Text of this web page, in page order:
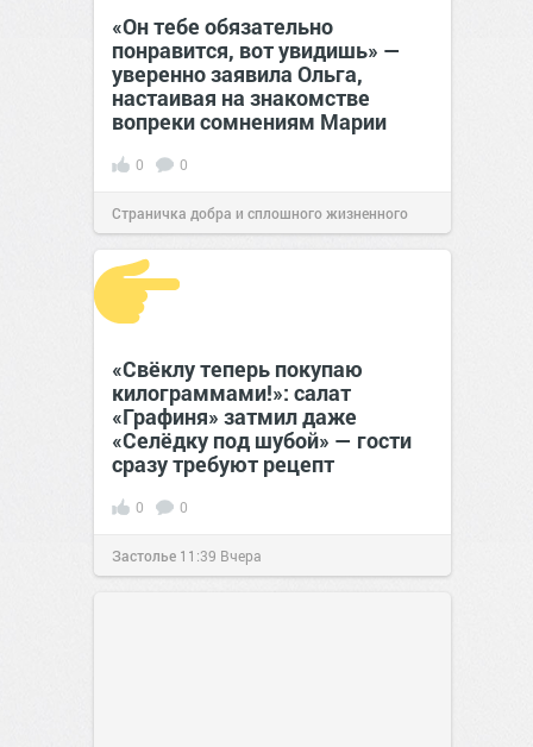
«Он тебе обязательно
понравится, вот увидишь» —
уверенно заявила Ольга,
настаивая на знакомстве
вопреки сомнениям Марии
0 0
Страничка добра и сплошного жизненного
позитива!12:38 Вчера
«Свёклу теперь покупаю
килограммами!»: салат
«Графиня» затмил даже
«Селёдку под шубой» — гости
сразу требуют рецепт
0 0
Застолье 11:39 Вчера